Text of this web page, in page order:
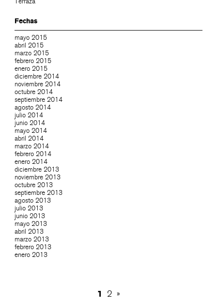
Fechas
mayo 2015
abril 2015
marzo 2015
febrero 2015
enero 2015
diciembre 2014
noviembre 2014
octubre 2014
septiembre 2014
agosto 2014
julio 2014
junio 2014
mayo 2014
abril 2014
marzo 2014
febrero 2014
enero 2014
diciembre 2013
noviembre 2013
octubre 2013
septiembre 2013
agosto 2013
julio 2013
junio 2013
mayo 2013
abril 2013
marzo 2013
febrero 2013
enero 2013
1 2 »